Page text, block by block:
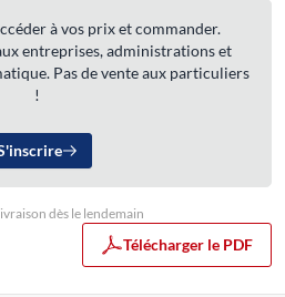
à vos prix et commander.
entreprises, administrations et
Pas de vente aux particuliers
!
dès le lendemain
Télécharger le PDF